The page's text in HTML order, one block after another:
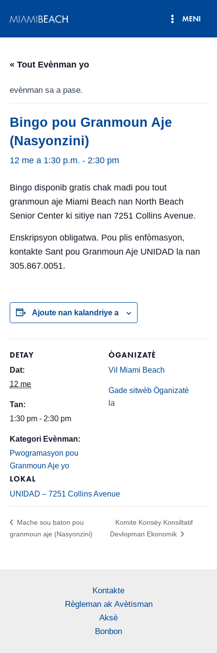
nan
MENI
« Tout Evènman yo
evènman sa a pase.
Bingo pou Granmoun Aje
(Nasyonzini)
12 me a 1:30 p.m. - 2:30 pm
Bingo disponib gratis chak madi pou tout
granmoun aje Miami Beach nan North Beach
Senior Center ki sitiye nan 7251 Collins Avenue.
Enskripsyon obligatwa. Pou plis enfòmasyon,
kontakte Sant pou Granmoun Aje UNIDAD la nan
305.867.0051.
Ajoute nan kalandriye a
DETAY
Dat:
12 me
Tan:
1:30 pm - 2:30 pm
Kategori Evènman:
Pwogramasyon pou
Granmoun Aje yo
LOKAL
UNIDAD – 7251 Collins Avenue
ÒGANIZATÈ
Vil Miami Beach
Gade sitwèb Òganizatè
la
Mache sou baton pou
granmoun aje (Nasyonzini)
Komite Konsèy Konsiltatif
Devlopman Ekonomik
Kontakte
Règleman ak Avètisman
Aksè
Bonbon